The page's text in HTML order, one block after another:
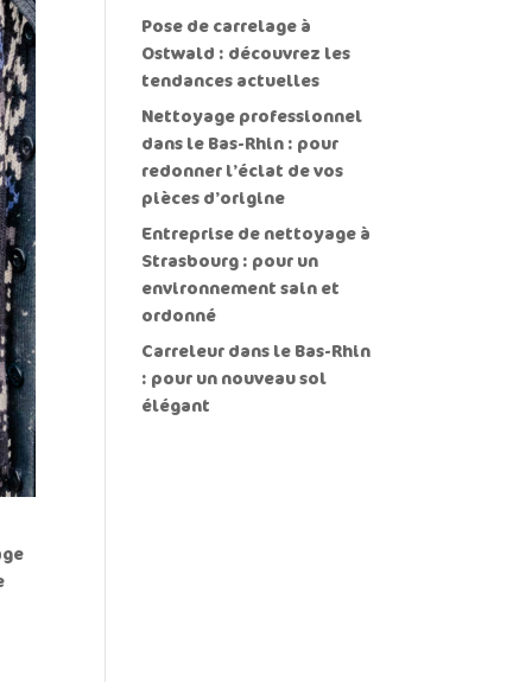
Pose de carrelage à
Ostwald : découvrez les
tendances actuelles
Nettoyage professionnel
dans le Bas-Rhin : pour
redonner l’éclat de vos
pièces d’origine
Entreprise de nettoyage à
Strasbourg : pour un
environnement sain et
ordonné
Carreleur dans le Bas-Rhin
: pour un nouveau sol
élégant